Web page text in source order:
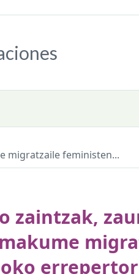
migratzaile feministen...
zaintzak,